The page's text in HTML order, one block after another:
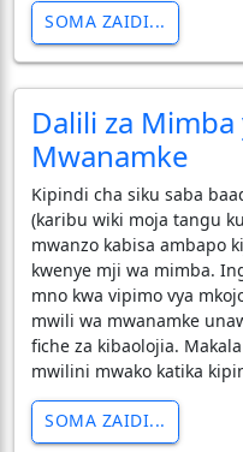
SOMA ZAIDI...
Dalili za
Mwanamke
Kipindi cha siku saba
(karibu wiki moja tangu
mwanzo kabisa ambapo
kwenye mji wa mimba.
mno kwa vipimo vya
mwili wa mwanamke
fiche za kibaolojia.
mwilini mwako katika
SOMA ZAIDI...